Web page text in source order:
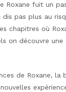
Roxane fuit un
dis pas plus au
chapitres où
on découvre
de Roxane, la